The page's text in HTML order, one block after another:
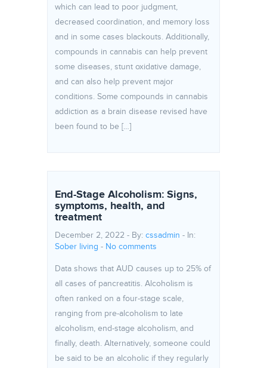
which can lead to poor judgment,
decreased coordination, and memory loss
and in some cases blackouts. Additionally,
compounds in cannabis can help prevent
some diseases, stunt oxidative damage,
and can also help prevent major
conditions. Some compounds in cannabis
addiction as a brain disease revised have
been found to be […]
End-Stage Alcoholism: Signs,
symptoms, health, and
treatment
December 2, 2022 - By: cssadmin - In:
Sober living - No comments
Data shows that AUD causes up to 25% of
all cases of pancreatitis. Alcoholism is
often ranked on a four-stage scale,
ranging from pre-alcoholism to late
alcoholism, end-stage alcoholism, and
finally, death. Alternatively, someone could
be said to be an alcoholic if they regularly